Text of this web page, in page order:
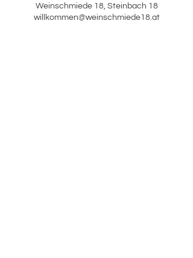
Weinschmiede 18, Steinbach 18
willkommen@weinschmiede18.at